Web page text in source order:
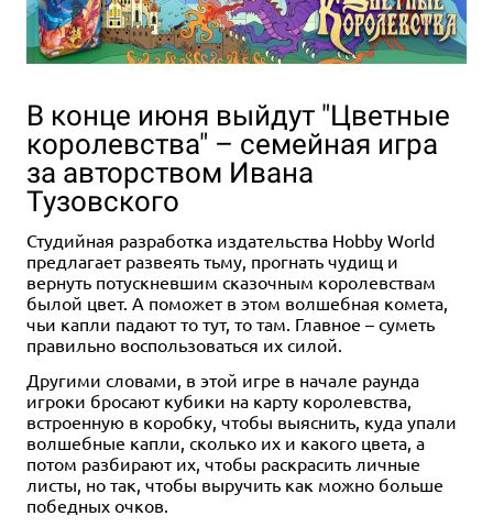
В конце июня выйдут "Цветные
королевства" – семейная игра
за авторством Ивана
Тузовского
Студийная разработка издательства Hobby World
предлагает развеять тьму, прогнать чудищ и
вернуть потускневшим сказочным королевствам
былой цвет. А поможет в этом волшебная комета,
чьи капли падают то тут, то там. Главное – суметь
правильно воспользоваться их силой.
Другими словами, в этой игре в начале раунда
игроки бросают кубики на карту королевства,
встроенную в коробку, чтобы выяснить, куда упали
волшебные капли, сколько их и какого цвета, а
потом разбирают их, чтобы раскрасить личные
листы, но так, чтобы выручить как можно больше
победных очков.